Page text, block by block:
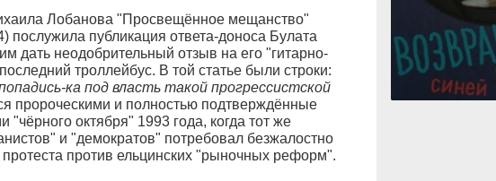
Лобанова "Просвещённое мещанство"
публикация ответа-доноса Булата
дать неодобрительный отзыв на его "гитарно-
троллейбус. В той статье были строки:
ка под власть такой прогрессистской
пророческими и полностью подтверждённые
"чёрного октября" 1993 года, когда тот же
и "демократов" потребовал безжалостно
протеста против ельцинских "рыночных реформ".